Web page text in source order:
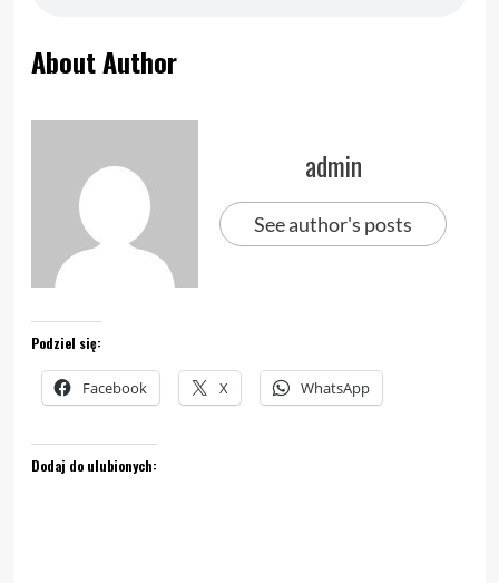
About Author
admin
See author's posts
Podziel się:
Facebook X WhatsApp
Dodaj do ulubionych: